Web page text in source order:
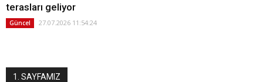
terasları geliyor
Güncel 27.07.2026 11:54:24
1. SAYFAMIZ